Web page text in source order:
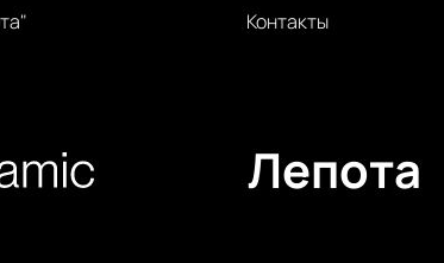
Контакты
Лепота